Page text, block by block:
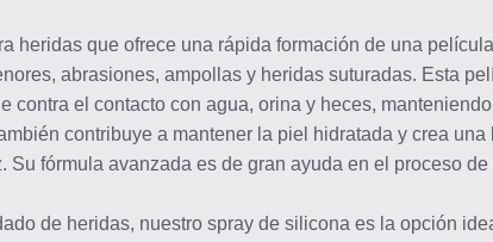
heridas que ofrece una rápida formación de una
abrasiones, ampollas y heridas suturadas. Esta
contra el contacto con agua, orina y heces,
contribuye a mantener la piel hidratada y crea
fórmula avanzada es de gran ayuda en el proceso
de heridas, nuestro spray de silicona es la opción